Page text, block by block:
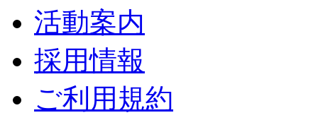
活動案内
採用情報
ご利用規約